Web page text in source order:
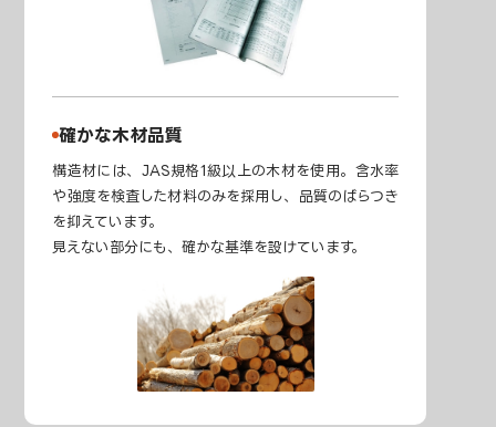
確かな木材品質
構造材には、JAS規格1級以上の木材を使用。含水率
や強度を検査した材料のみを採用し、品質のばらつき
を抑えています。
見えない部分にも、確かな基準を設けています。